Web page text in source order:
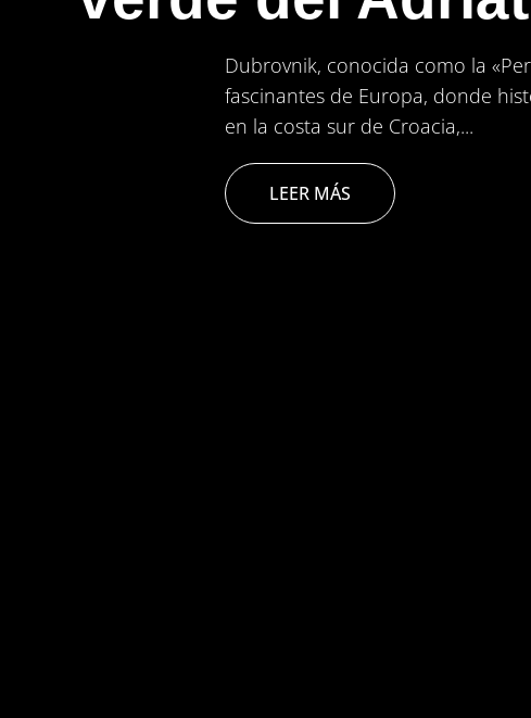
Contacto
Dubrovnik, conocida como la
fascinantes de Europa, donde
en la costa sur de Croacia,...
LEER MÁS